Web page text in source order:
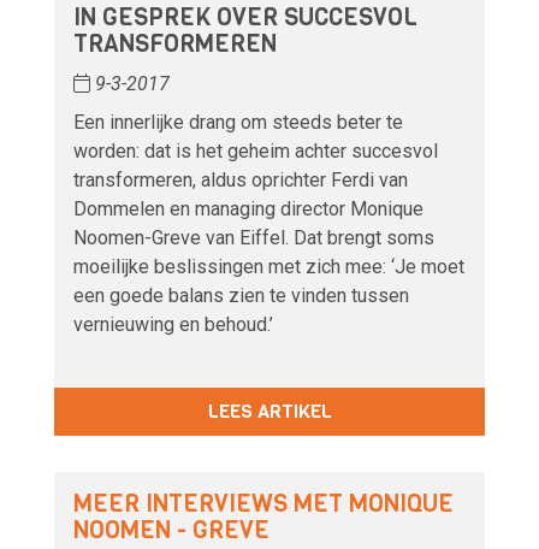
IN GESPREK OVER SUCCESVOL
TRANSFORMEREN
9-3-2017
Een innerlijke drang om steeds beter te
worden: dat is het geheim achter succesvol
transformeren, aldus oprichter Ferdi van
Dommelen en managing director Monique
Noomen-Greve van Eiffel. Dat brengt soms
moeilijke beslissingen met zich mee: ‘Je moet
een goede balans zien te vinden tussen
vernieuwing en behoud.’
LEES ARTIKEL
MEER INTERVIEWS MET MONIQUE
NOOMEN - GREVE